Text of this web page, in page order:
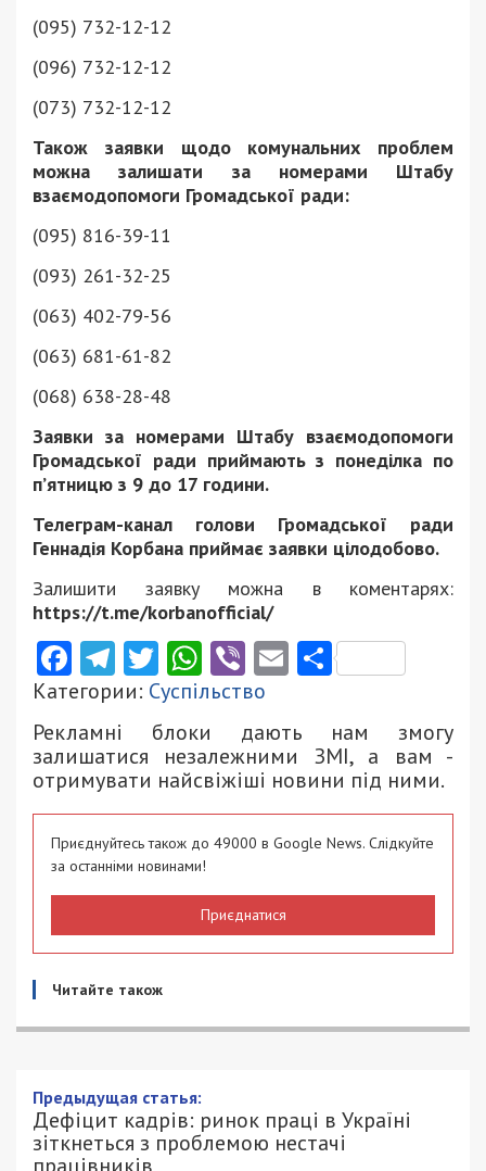
(095) 732-12-12
(096) 732-12-12
(073) 732-12-12
Також заявки щодо комунальних проблем
можна залишати за номерами Штабу
взаємодопомоги Громадської ради:
(095) 816-39-11
(093) 261-32-25
(063) 402-79-56
(063) 681-61-82
(068) 638-28-48
Заявки за номерами Штабу взаємодопомоги
Громадської ради приймають з понеділка по
п’ятницю з 9 до 17 години.
Телеграм-канал голови Громадської ради
Геннадія Корбана приймає заявки цілодобово.
Залишити заявку можна в коментарях:
https://t.me/korbanofficial/
Facebook
Telegram
Twitter
WhatsApp
ViberEmail
Категории: Суспільство
Рекламні блоки дають нам змогу
залишатися незалежними ЗМІ, а вам -
отримувати найсвіжіші новини під ними.
Приєднуйтесь також до 49000 в Google News. Слідкуйте
за останніми новинами!
Приєднатися
Читайте також
Дефіцит кадрів: ринок праці в Україні
зіткнеться з проблемою нестачі
працівників